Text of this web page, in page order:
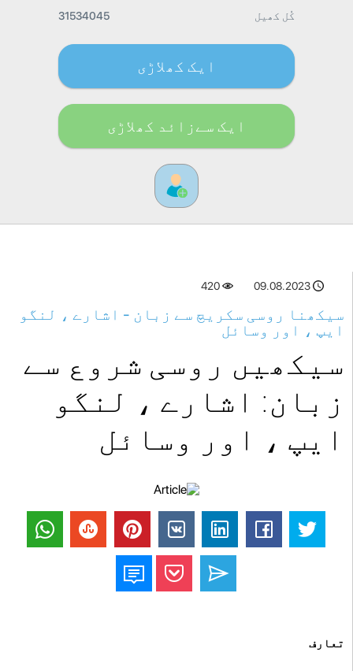
کُل کھیل 31534045
ایک کھلاڑی
ایک سےزائد کھلاڑی
09.08.2023
420
سیکھنا روسی سکریچ سے زبان - اشارے ، لنگو
ایپ ، اور وسائل
سیکھیں روسی شروع سے
زبان: اشارے ، لنگو
ایپ ، اور وسائل
تعارف